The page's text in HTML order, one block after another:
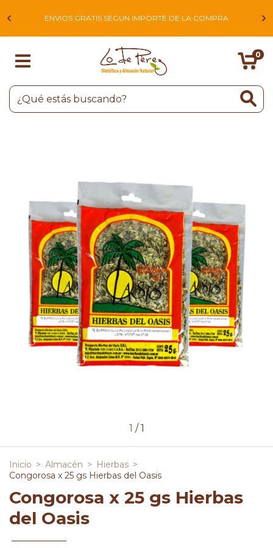
ENVIOS GRATIS SEGUN IMPORTE DE LA COMPRA
0
1 /1
Inicio > Almacén > Hierbas >
Congorosa x 25 gs Hierbas del Oasis
Congorosa x 25 gs Hierbas
del Oasis